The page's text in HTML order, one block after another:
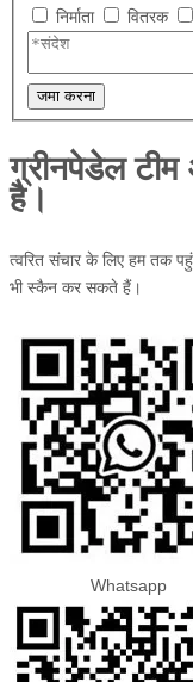
निर्माता
वितरक
जमा करना
ग्रीनपेडेल
है।
त्वरित संचार के लिए हम तक
भी स्कैन कर सकते हैं।
Whatsapp